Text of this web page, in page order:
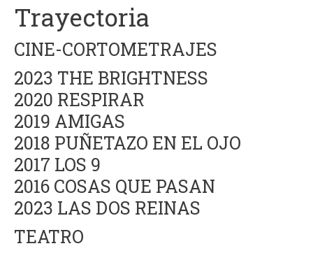
Trayectoria
CINE-CORTOMETRAJES
2023 THE BRIGHTNESS
2020 RESPIRAR
2019 AMIGAS
2018 PUÑETAZO EN EL OJO
2017 LOS 9
2016 COSAS QUE PASAN
2023 LAS DOS REINAS
TEATRO